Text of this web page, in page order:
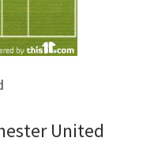
United